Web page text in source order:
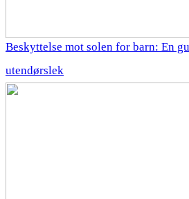
Beskyttelse mot solen for barn: En
utendørslek